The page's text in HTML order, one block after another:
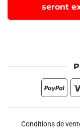
seront
Conditions de